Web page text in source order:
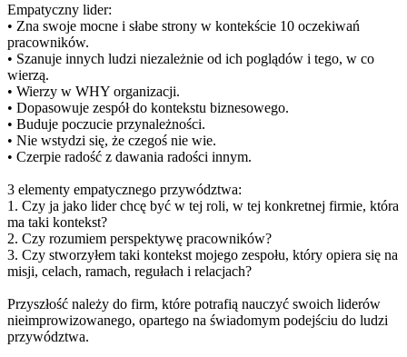
Empatyczny lider:
• Zna swoje mocne i słabe strony w kontekście 10 oczekiwań
pracowników.
• Szanuje innych ludzi niezależnie od ich poglądów i tego, w co
wierzą.
• Wierzy w WHY organizacji.
• Dopasowuje zespół do kontekstu biznesowego.
• Buduje poczucie przynależności.
• Nie wstydzi się, że czegoś nie wie.
• Czerpie radość z dawania radości innym.
3 elementy empatycznego przywództwa:
1. Czy ja jako lider chcę być w tej roli, w tej konkretnej firmie, która
ma taki kontekst?
2. Czy rozumiem perspektywę pracowników?
3. Czy stworzyłem taki kontekst mojego zespołu, który opiera się na
misji, celach, ramach, regułach i relacjach?
Przyszłość należy do firm, które potrafią nauczyć swoich liderów
nieimprowizowanego, opartego na świadomym podejściu do ludzi
przywództwa.